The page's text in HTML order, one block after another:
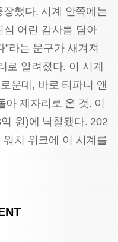
했다. 시계 안쪽에는
심 어린 감사를 담아
라는 문구가 새겨져
로 알려졌다. 이 시계
운데, 바로 티파니 앤
제자리로 온 것. 이
원)에 낙찰됐다. 202
치 위크에 이 시계를